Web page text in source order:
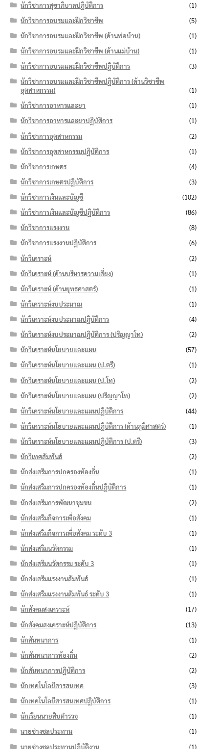
นักวิชาการสุขาภิบาลปฏิบัติการ
(1)
นักวิชาการอบรมและฝึกวิชาชีพ
(5)
นักวิชาการอบรมและฝึกวิชาชีพ (ด้านพ่อบ้าน)
(1)
นักวิชาการอบรมและฝึกวิชาชีพ (ด้านแม่บ้าน)
(1)
นักวิชาการอบรมและฝึกวิชาชีพปฏิบัติการ
(3)
นักวิชาการอบรมและฝึกวิชาชีพปฏิบัติการ (ด้านวิชาชีพ
อุตสาหกรรม)
(1)
นักวิชาการอาหารและยา
(1)
นักวิชาการอาหารและยาปฏิบัติการ
(1)
นักวิชาการอุตสาหกรรม
(2)
นักวิชาการอุตสาหกรรมปฏิบัติการ
(1)
นักวิชาการเกษตร
(4)
นักวิชาการเกษตรปฏิบัติการ
(3)
นักวิชาการเงินและบัญชี
(102)
นักวิชาการเงินและบัญชีปฏิบัติการ
(86)
นักวิชาการแรงงาน
(8)
นักวิชาการแรงงานปฏิบัติการ
(6)
นักวิเคราะห์
(2)
นักวิเคราะห์ (ด้านบริหารความเสี่ยง)
(1)
นักวิเคราะห์ (ด้านยุทธศาสตร์)
(1)
นักวิเคราะห์งบประมาณ
(1)
นักวิเคราะห์งบประมาณปฏิบัติการ
(4)
นักวิเคราะห์งบประมาณปฏิบัติการ (ปริญญาโท)
(2)
นักวิเคราะห์นโยบายและแผน
(57)
นักวิเคราะห์นโยบายและแผน (ป.ตรี)
(1)
นักวิเคราะห์นโยบายและแผน (ป.โท)
(2)
นักวิเคราะห์นโยบายและแผน (ปริญญาโท)
(2)
นักวิเคราะห์นโยบายและแผนปฏิบัติการ
(44)
นักวิเคราะห์นโยบายและแผนปฏิบัติการ (ด้านภูมิศาสตร์)
(1)
นักวิเคราะห์นโยบายและแผนปฏิบัติการ (ป.ตรี)
(3)
นักวิเทศสัมพันธ์
(2)
นักส่งเสริมการปกครองท้องถิ่น
(1)
นักส่งเสริมการปกครองท้องถิ่นปฏิบัติการ
(1)
นักส่งเสริมการพัฒนาชุมชน
(2)
นักส่งเสริมกิจการเพื่อสังคม
(1)
นักส่งเสริมกิจการเพื่อสังคม ระดับ 3
(1)
นักส่งเสริมนวัตกรรม
(1)
นักส่งเสริมนวัตกรรม ระดับ 3
(1)
นักส่งเสริมแรงงานสัมพันธ์
(1)
นักส่งเสริมแรงงานสัมพันธ์ ระดับ 3
(1)
นักสังคมสงเคราะห์
(17)
นักสังคมสงเคราะห์ปฏิบัติการ
(13)
นักสันทนาการ
(1)
นักสันทนาการท้องถิ่น
(2)
นักสันทนาการปฏิบัติการ
(2)
นักเทคโนโลยีสารสนเทศ
(3)
นักเทคโนโลยีสารสนเทศปฏิบัติการ
(1)
นักเรียนนายสิบตำรวจ
(1)
นายช่างชลประทาน
(1)
นายช่างชลประทานปฏิบัติงาน
(1)